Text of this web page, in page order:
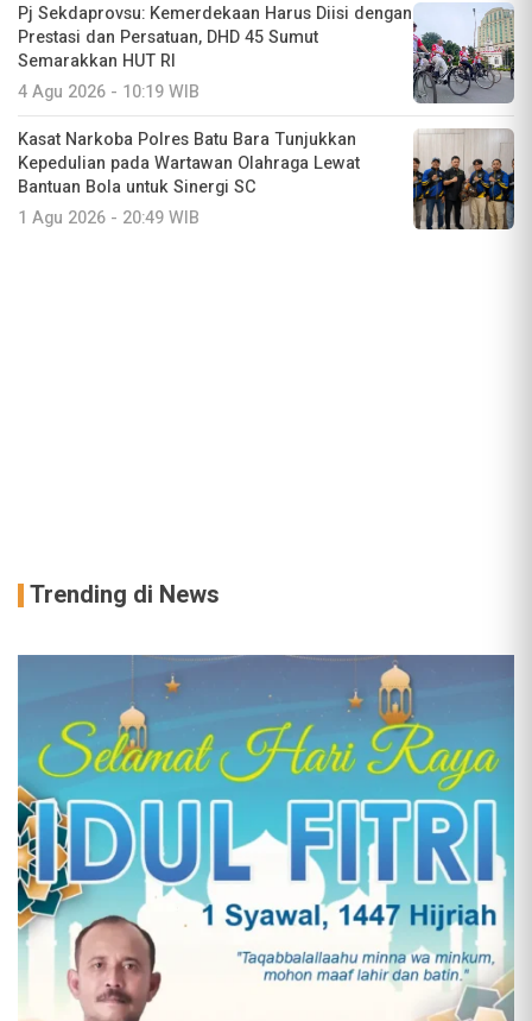
Pj Sekdaprovsu: Kemerdekaan Harus Diisi dengan
Prestasi dan Persatuan, DHD 45 Sumut
Semarakkan HUT RI
4 Agu 2026 - 10:19 WIB
Kasat Narkoba Polres Batu Bara Tunjukkan
Kepedulian pada Wartawan Olahraga Lewat
Bantuan Bola untuk Sinergi SC
1 Agu 2026 - 20:49 WIB
Trending di News